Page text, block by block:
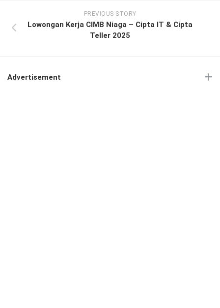
PREVIOUS STORY
Lowongan Kerja CIMB Niaga – Cipta IT & Cipta
Teller 2025
Advertisement